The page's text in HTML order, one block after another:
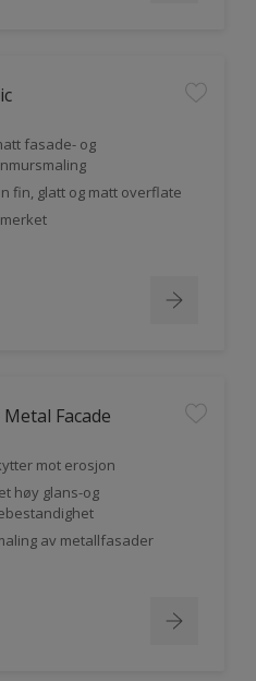
fasade- og
fin, glatt og matt overflate
Facade
mot erosjon
høy glans-og
av metallfasader